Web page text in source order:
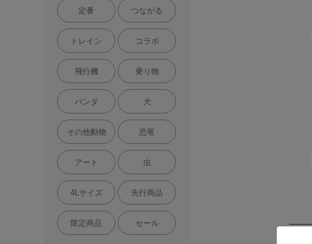
定番 つながる
トレイン コラボ
飛行機 乗り物
パンダ 犬
その他動物 恐竜
アート 虫
4Lサイズ 先行商品
限定商品 セール